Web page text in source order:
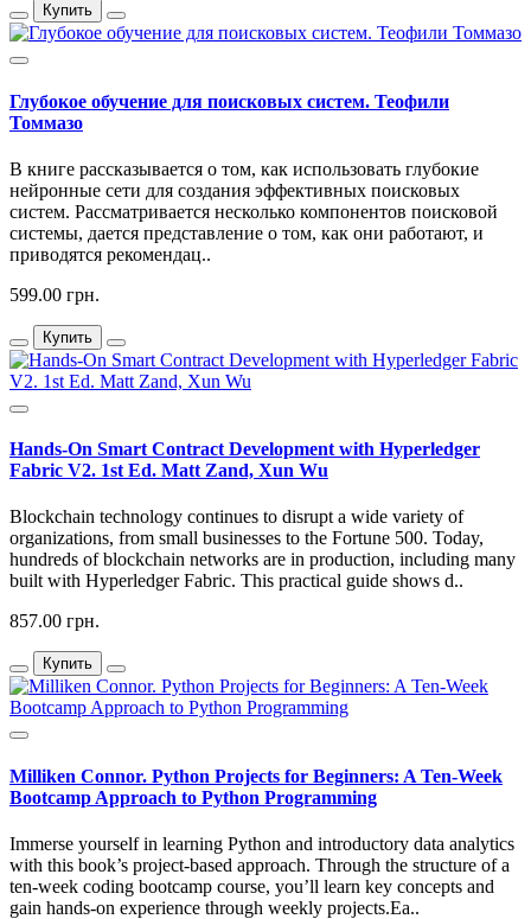
Купить
Глубокое обучение для поисковых систем. Теофили
Томмазо
В книге рассказывается о том, как использовать глубокие
нейронные сети для создания эффективных поисковых
систем. Рассматривается несколько компонентов поисковой
системы, дается представление о том, как они работают, и
приводятся рекомендац..
599.00 грн.
Купить
Hands-On Smart Contract Development with Hyperledger
Fabric V2. 1st Ed. Matt Zand, Xun Wu
Blockchain technology continues to disrupt a wide variety of
organizations, from small businesses to the Fortune 500. Today,
hundreds of blockchain networks are in production, including many
built with Hyperledger Fabric. This practical guide shows d..
857.00 грн.
Купить
Milliken Connor. Python Projects for Beginners: A Ten-Week
Bootcamp Approach to Python Programming
Immerse yourself in learning Python and introductory data analytics
with this book’s project-based approach. Through the structure of a
ten-week coding bootcamp course, you’ll learn key concepts and
gain hands-on experience through weekly projects.Ea..